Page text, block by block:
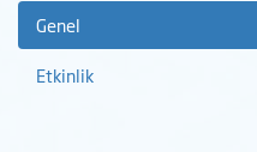
Genel
Etkinlik